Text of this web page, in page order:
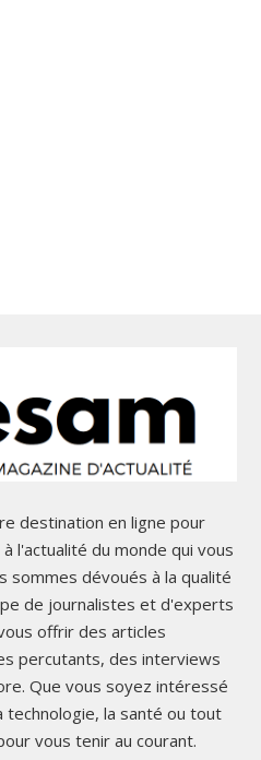
destination en ligne pour
l'actualité du monde qui vous
sommes dévoués à la qualité
de journalistes et d'experts
offrir des articles
percutants, des interviews
Que vous soyez intéressé
technologie, la santé ou tout
vous tenir au courant.